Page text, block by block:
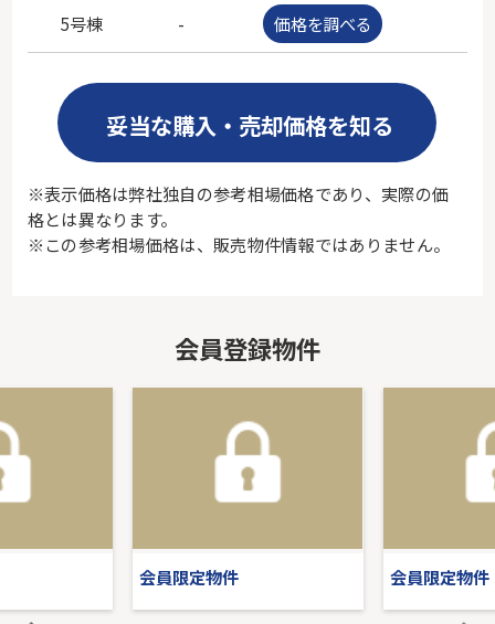
5号棟 - 価格を調べる
妥当な購入・売却価格を知る
※表示価格は弊社独自の参考相場価格であり、実際の価
格とは異なります。
※この参考相場価格は、販売物件情報ではありません。
会員登録物件
会員限定物件 会員限定物件